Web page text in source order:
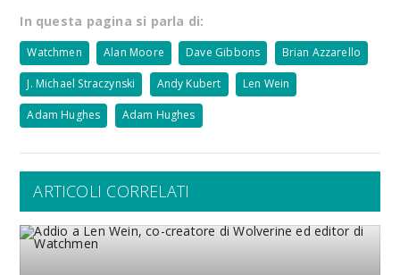
In questa pagina si parla di:
Watchmen Alan Moore Dave Gibbons Brian Azzarello
J. Michael Straczynski Andy Kubert Len Wein
Adam Hughes Adam Hughes
ARTICOLI CORRELATI